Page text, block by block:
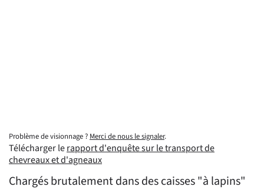
Problème de visionnage ? Merci de nous le signaler.
Télécharger lerapport d'enquête sur le transport de
chevreaux et d'agneaux
Chargés brutalement dans des caisses "à lapins"